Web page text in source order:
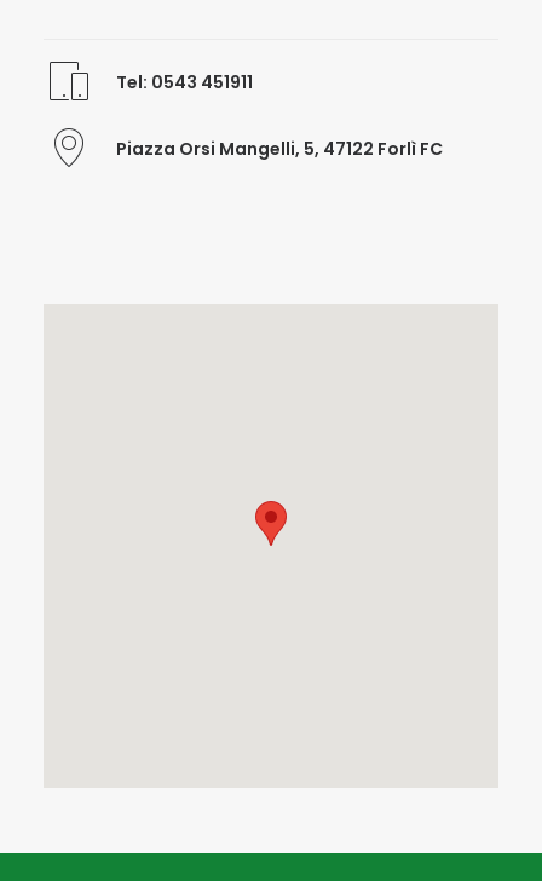
Tel: 0543 451911
Piazza Orsi Mangelli, 5, 47122 Forlì FC